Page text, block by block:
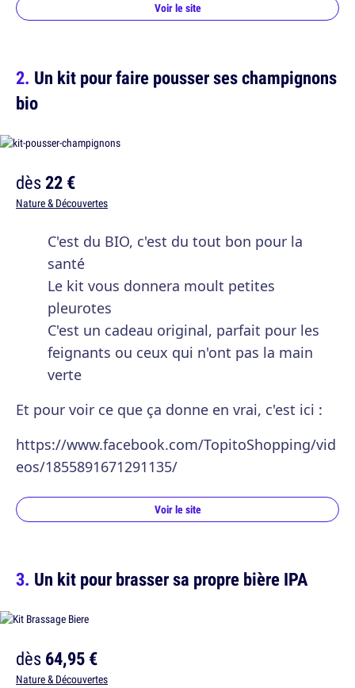
Voir le site
Un kit pour faire pousser ses champignons
bio
dès22 €
Nature & Découvertes
C'est du BIO, c'est du tout bon pour la
santé
Le kit vous donnera moult petites
pleurotes
C'est un cadeau original, parfait pour les
feignants ou ceux qui n'ont pas la main
verte
Et pour voir ce que ça donne en vrai, c'est ici :
https://www.facebook.com/TopitoShopping/vid
eos/1855891671291135/
Voir le site
Un kit pour brasser sa propre bière IPA
dès64,95 €
Nature & Découvertes